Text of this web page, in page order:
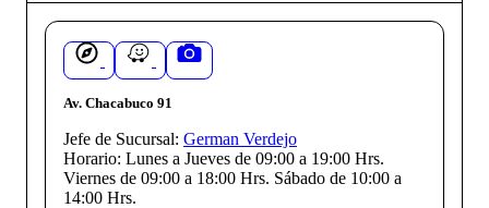
Av. Chacabuco 91
Jefe de Sucursal: German Verdejo
Horario: Lunes a Jueves de 09:00 a 19:00 Hrs.
Viernes de 09:00 a 18:00 Hrs. Sábado de 10:00 a
14:00 Hrs.